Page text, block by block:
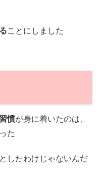
ことにしました
慣が身に着いたのは、
た
したわけじゃないんだ